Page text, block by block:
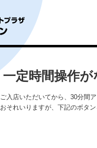
一定時間操作
ご入店いただいてから、30分間
おそれいりますが、下記のボタ